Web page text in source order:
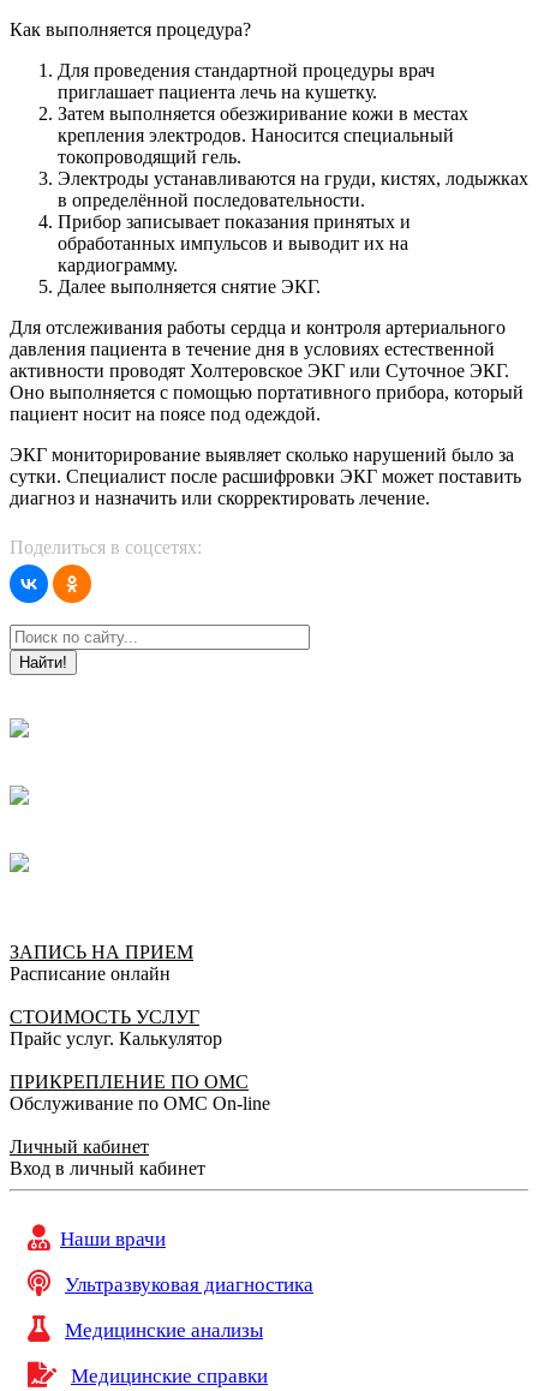
Как выполняется процедура?
Для проведения стандартной процедуры врач
приглашает пациента лечь на кушетку.
Затем выполняется обезжиривание кожи в местах
крепления электродов. Наносится специальный
токопроводящий гель.
Электроды устанавливаются на груди, кистях, лодыжках
в определённой последовательности.
Прибор записывает показания принятых и
обработанных импульсов и выводит их на
кардиограмму.
Далее выполняется снятие ЭКГ.
Для отслеживания работы сердца и контроля артериального
давления пациента в течение дня в условиях естественной
активности проводят Холтеровское ЭКГ или Суточное ЭКГ.
Оно выполняется с помощью портативного прибора, который
пациент носит на поясе под одеждой.
ЭКГ мониторирование выявляет сколько нарушений было за
сутки. Специалист после расшифровки ЭКГ может поставить
диагноз и назначить или скорректировать лечение.
Поделиться в соцсетях:
Найти!
ЗАПИСЬ НА ПРИЕМ
Расписание онлайн
СТОИМОСТЬ УСЛУГ
Прайс услуг. Калькулятор
ПРИКРЕПЛЕНИЕ ПО ОМС
Обслуживание по ОМС On-line
Личный кабинет
Вход в личный кабинет
Наши врачи
Ультразвуковая диагностика
Медицинские анализы
Медицинские справки